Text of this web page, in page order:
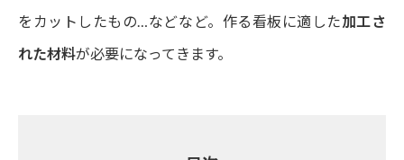
をカットしたもの…などなど。作る看板に適した加工さ
れた材料が必要になってきます。